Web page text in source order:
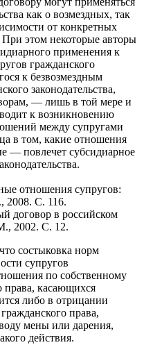
как о возмездных, так
от конкретных
этом некоторые авторы
применения к
гражданского
к безвозмездным
законодательства,
— лишь в той мере и
к возникновению
между супругами
в том, какие отношения
— повлечет субсидиарное
отношения супругов:
2008. С. 116.
договор в российском
2002. С. 12.
состыковка норм
супругов
по собственному
права, касающихся
либо в отрицании
права,
мены или дарения,
действия.